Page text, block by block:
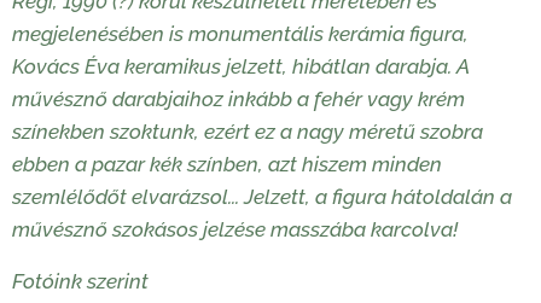
megjelenésében is monumentális kerámia figura,
Kovács Éva keramikus jelzett, hibátlan darabja. A
művésznő darabjaihoz inkább a fehér vagy krém
színekben szoktunk, ezért ez a nagy méretű szobra
ebben a pazar kék színben, azt hiszem minden
szemlélődőt elvarázsol... Jelzett, a figura hátoldalán a
művésznő szokásos jelzése masszába karcolva!
Fotóink szerint